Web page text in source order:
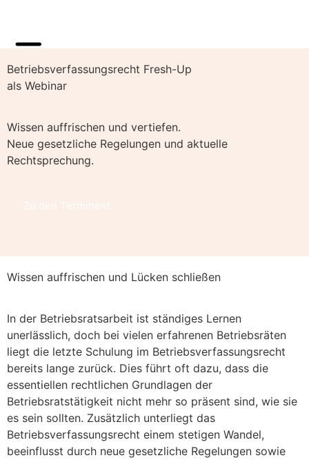
Betriebsverfassungsrecht Fresh-Up
als Webinar
Wissen auffrischen und vertiefen.
Neue gesetzliche Regelungen und aktuelle
Rechtsprechung.
Wissen auffrischen und Lücken schließen
In der Betriebsratsarbeit ist ständiges Lernen
unerlässlich, doch bei vielen erfahrenen Betriebsräten
liegt die letzte Schulung im Betriebsverfassungsrecht
bereits lange zurück. Dies führt oft dazu, dass die
essentiellen rechtlichen Grundlagen der
Betriebsratstätigkeit nicht mehr so präsent sind, wie sie
es sein sollten. Zusätzlich unterliegt das
Betriebsverfassungsrecht einem stetigen Wandel,
beeinflusst durch neue gesetzliche Regelungen sowie